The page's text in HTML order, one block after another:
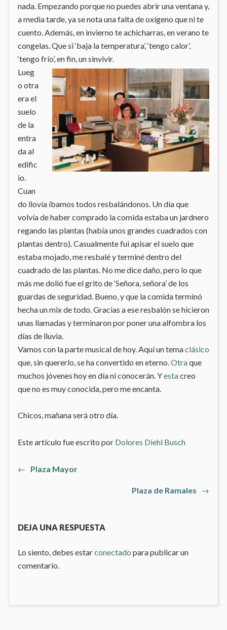
nada. Empezando porque no puedes abrir una ventana y,
a media tarde, ya se nota una falta de oxígeno que ni te
cuento. Además, en invierno te achicharras, en verano te
congelas. Que si ‘baja la temperatura’, ‘tengo calor’,
‘tengo frío’, en fin, un sinvivir.
Lueg
o otra
era el
suelo
de la
entra
da al
edific
io.
Cuan
do llovía íbamos todos resbalándonos. Un día que
volvía de haber comprado la comida estaba un jardnero
regando las plantas (había unos grandes cuadrados con
plantas dentro). Casualmente fui apisar el suelo que
estaba mojado, me resbalé y terminé dentro del
cuadrado de las plantas. No me dice daño, pero lo que
más me dolió fue el grito de ‘Señora, señora’ de los
guardas de seguridad. Bueno, y que la comida terminó
hecha un mix de todo. Gracias a ese resbalón se hicieron
unas llamadas y terminaron por poner una alfombra los
días de lluvia.
Vamos con la parte musical de hoy. Aquí un temaclásico
que, sin quererlo, se ha convertido en eterno. Otraque
muchos jóvenes hoy en día ni conocerán. Yestacreo
que no es muy conocida, pero me encanta.
Chicos, mañana será otro día.
Este artículo fue escrito por Dolores Diehl Busch
Navegación
←
Artículo
Plaza Mayor
Plaza de Ramales Artículo
→
DEJA UNA RESPUESTA
Lo siento, debes estarconectado para publicar un
comentario.